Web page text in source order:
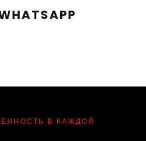
В КАЖДОЙ